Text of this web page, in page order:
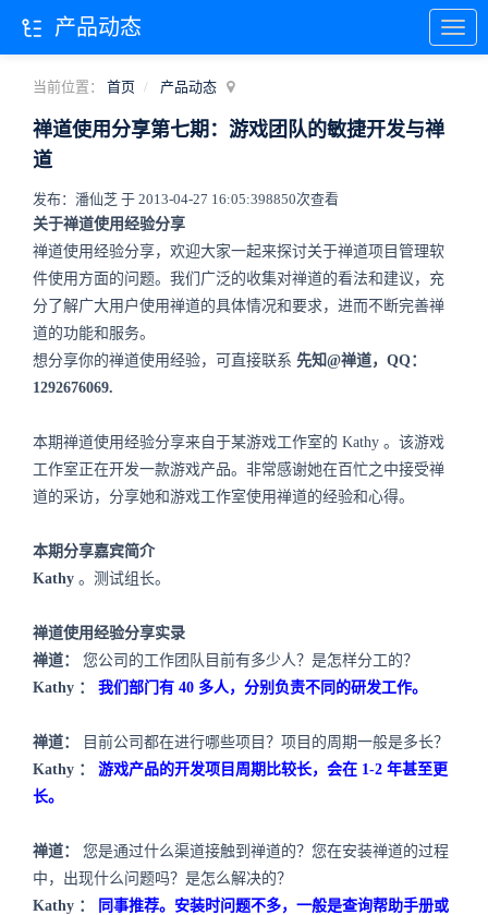
当前位置： 首页 产品动态
禅道使用分享第七期：游戏团队的敏捷开发与禅
道
发布：潘仙芝 于 2013-04-27 16:05:398850次查看
关于禅道使用经验分享
禅道使用经验分享，欢迎大家一起来探讨关于禅道项目管理软
件使用方面的问题。我们广泛的收集对禅道的看法和建议，充
分了解广大用户使用禅道的具体情况和要求，进而不断完善禅
道的功能和服务。
想分享你的禅道使用经验，可直接联系 先知@禅道，QQ：
1292676069.
本期禅道使用经验分享来自于某游戏工作室的 Kathy 。该游戏
工作室正在开发一款游戏产品。非常感谢她在百忙之中接受禅
道的采访，分享她和游戏工作室使用禅道的经验和心得。
本期分享嘉宾简介
Kathy 。测试组长。
禅道使用经验分享实录
禅道：
您公司的工作团队目前有多少人？是怎样分工的？
Kathy ： 我们部门有 40 多人，分别负责不同的研发工作。
禅道：
目前公司都在进行哪些项目？项目的周期一般是多长？
Kathy ： 游戏产品的开发项目周期比较长，会在 1-2 年甚至更
长。
禅道：
您是通过什么渠道接触到禅道的？您在安装禅道的过程
中，出现什么问题吗？是怎么解决的？
Kathy ：
同事推荐。安装时问题不多，一般是查询帮助手册或
产品动态